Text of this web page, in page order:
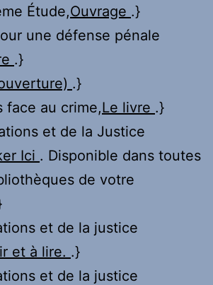
Étude,Ouvrage .}
une défense pénale
.}
.}
face au crime,Le livre .}
et de la Justice
Ici . Disponible dans toutes
de votre
et de la justice
et à lire. .}
et de la justice